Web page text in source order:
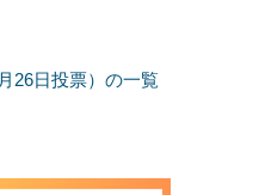
26日投票）の一覧